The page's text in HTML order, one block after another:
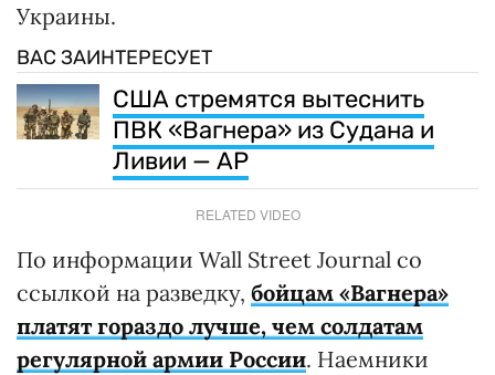
Украины.
ВАС ЗАИНТЕРЕСУЕТ
США стремятся вытеснить
ПВК «Вагнера» из Судана и
Ливии — AP
RELATED VIDEO
По информации Wall Street Journal со
ссылкой на разведку, бойцам «Вагнера»
платят гораздо лучше, чем солдатам
регулярной армии России. Наемники